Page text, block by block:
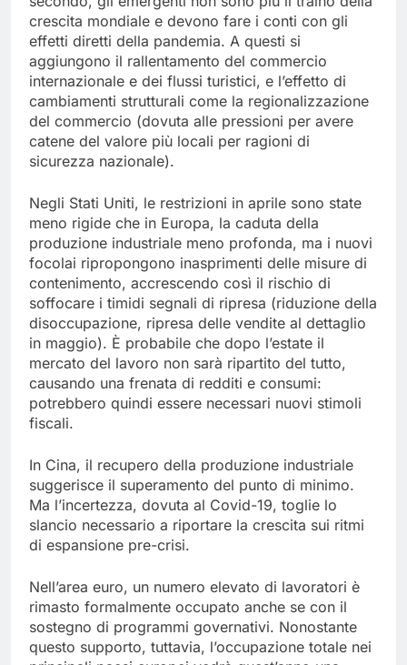
crescita mondiale e devono fare i conti con gli
effetti diretti della pandemia. A questi si
aggiungono il rallentamento del commercio
internazionale e dei flussi turistici, e l’effetto di
cambiamenti strutturali come la regionalizzazione
del commercio (dovuta alle pressioni per avere
catene del valore più locali per ragioni di
sicurezza nazionale).
Negli Stati Uniti, le restrizioni in aprile sono state
meno rigide che in Europa, la caduta della
produzione industriale meno profonda, ma i nuovi
focolai ripropongono inasprimenti delle misure di
contenimento, accrescendo così il rischio di
soffocare i timidi segnali di ripresa (riduzione della
disoccupazione, ripresa delle vendite al dettaglio
in maggio). È probabile che dopo l’estate il
mercato del lavoro non sarà ripartito del tutto,
causando una frenata di redditi e consumi:
potrebbero quindi essere necessari nuovi stimoli
fiscali.
In Cina, il recupero della produzione industriale
suggerisce il superamento del punto di minimo.
Ma l’incertezza, dovuta al Covid-19, toglie lo
slancio necessario a riportare la crescita sui ritmi
di espansione pre-crisi.
Nell’area euro, un numero elevato di lavoratori è
rimasto formalmente occupato anche se con il
sostegno di programmi governativi. Nonostante
questo supporto, tuttavia, l’occupazione totale nei